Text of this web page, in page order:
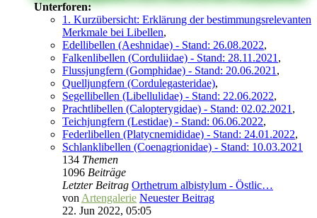
Unterforen:
1. Kurzübersicht: Erklärung der bestimmungsrelevanten
Merkmale bei Libellen,
Edellibellen (Aeshnidae) - Stand: 26.08.2022,
Falkenlibellen (Corduliidae) - Stand: 28.11.2021 ,
Flussjungfern (Gomphidae) - Stand: 20.06.2021 ,
Quelljungfern (Cordulegasteridae),
Segellibellen (Libellulidae) - Stand: 22.06.2022,
Prachtlibellen (Calopterygidae) - Stand: 02.02.2021 ,
Teichjungfern (Lestidae) - Stand: 06.06.2022,
Federlibellen (Platycnemididae) - Stand: 24.01.2022,
Schlanklibellen (Coenagrionidae) - Stand: 10.03.2021
134 Themen
1096 Beiträge
Letzter Beitrag Orthetrum albistylum - Östlic…
von Artengalerie Neuester Beitrag
22. Jun 2022, 05:05